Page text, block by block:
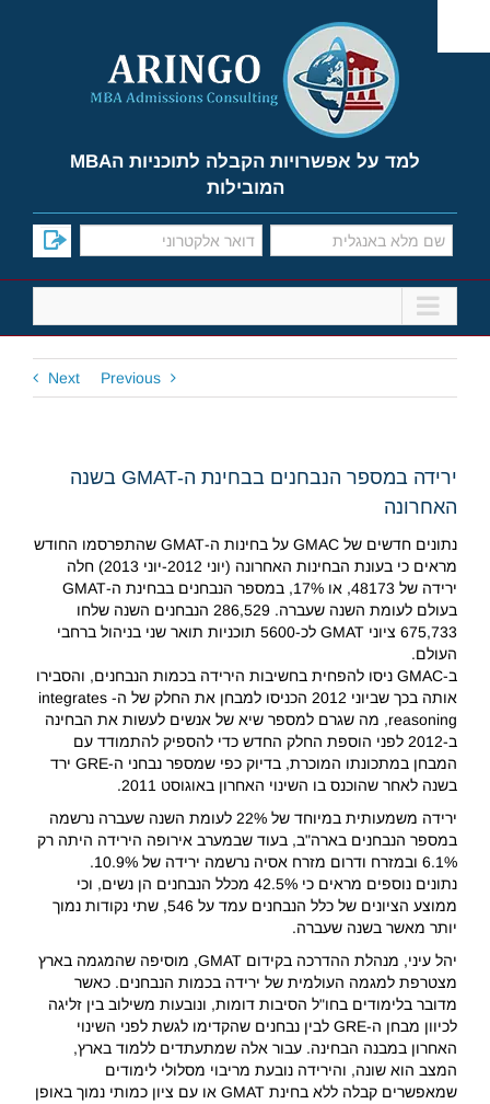
content
למד על אפשרויות הקבלה לתוכניות הMBA
המובילות
Previous
Next
ירידה במספר הנבחנים בבחינת ה-GMAT בשנה
האחרונה
נתונים חדשים של GMAC על בחינות ה-GMAT שהתפרסמו החודש
מראים כי בעונת הבחינות האחרונה (יוני 2012-יוני 2013) חלה
ירידה של 48173, או 17%, במספר הנבחנים בבחינת ה-GMAT
בעולם לעומת השנה שעברה. 286,529 הנבחנים השנה שלחו
675,733 ציוני GMAT לכ-5600 תוכניות תואר שני בניהול ברחבי
העולם.
ב-GMAC ניסו להפחית בחשיבות הירידה בכמות הנבחנים, והסבירו
אותה בכך שביוני 2012 הכניסו למבחן את החלק של ה- integrates
reasoning, מה שגרם למספר שיא של אנשים לעשות את הבחינה
ב-2012 לפני הוספת החלק החדש כדי להספיק להתמודד עם
המבחן במתכונתו המוכרת, בדיוק כפי שמספר נבחני ה-GRE ירד
בשנה לאחר שהוכנס בו השינוי האחרון באוגוסט 2011.
ירידה משמעותית במיוחד של 22% לעומת השנה שעברה נרשמה
במספר הנבחנים בארה"ב, בעוד שבמערב אירופה הירידה היתה רק
6.1% ובמזרח ודרום מזרח אסיה נרשמה ירידה של 10.9%.
נתונים נוספים מראים כי 42.5% מכלל הנבחנים הן נשים, וכי
ממוצע הציונים של כלל הנבחנים עמד על 546, שתי נקודות נמוך
יותר מאשר בשנה שעברה.
יהל עיני, מנהלת ההדרכה בקידום GMAT, מוסיפה שהמגמה בארץ
מצטרפת למגמה העולמית של ירידה בכמות הנבחנים. כאשר
מדובר בלימודים בחו"ל הסיבות דומות, ונובעות משילוב בין זליגה
לכיוון מבחן ה-GRE לבין נבחנים שהקדימו לגשת לפני השינוי
האחרון במבנה הבחינה. עבור אלה שמתעתדים ללמוד בארץ,
המצב הוא שונה, והירידה נובעת מריבוי מסלולי לימודים
שמאפשרים קבלה ללא בחינת GMAT או עם ציון כמותי נמוך באופן